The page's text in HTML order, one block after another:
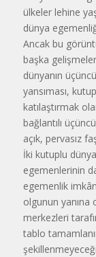
ülkeler lehine
dünya
Ancak bu
başka
dünyanın
yansıması,
katılaştırmak
bağlantılı
açık, pervasız
İki kutuplu
egemenlerinin
egemenlik
olgunun yanına
merkezleri
tablo